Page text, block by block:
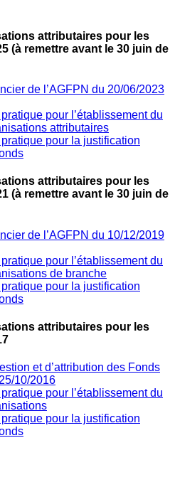
attributaires pour les
(à remettre avant le 30 juin de
de l’AGFPN du 20/06/2023
pour l’établissement du
attributaires
pour la justification
attributaires pour les
(à remettre avant le 30 juin de
de l’AGFPN du 10/12/2019
pour l’établissement du
de branche
pour la justification
attributaires pour les
et d’attribution des Fonds
10/2016
pour l’établissement du
pour la justification